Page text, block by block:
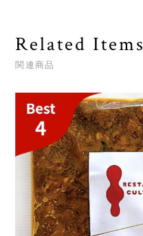
Related Items
関連商品